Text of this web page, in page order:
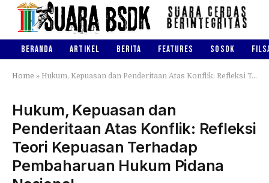
BERANDA ARTIKEL BERITA FEATURES SOSOK
Home » Hukum, Kepuasan dan Penderitaan Atas Konflik: Refleksi Teori Kepuasan Terhadap Pembaharuan Hukum Pidana Nasional
Hukum, Kepuasan dan
Penderitaan Atas Konflik: Refleksi
Teori Kepuasan Terhadap
Pembaharuan Hukum Pidana